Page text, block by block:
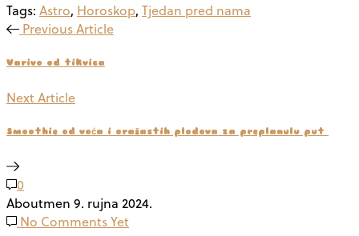
Tags: Astro, Horoskop, Tjedan pred nama
Previous Article
Varivo od tikvica
Next Article
Smoothie od voća i orašastih plodova za preplanulu put
0
Aboutmen 9. rujna 2024.
No Comments Yet